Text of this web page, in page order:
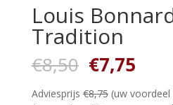
Louis
Tradition
€8,50
prijs
was:
€7,75
is:
Adviesprijs €8,75(uw voordeel